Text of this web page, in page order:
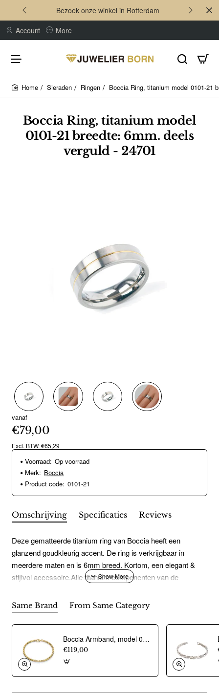
Bezoek onze winkel in Rotterdam
Account More
Boccia Ring, titanium model
0101-21 breedte: 6mm. deels
verguld - 24701
Sieraden Ringen Boccia Ring, titanium model 0101-21
vanaf
€79,00
Excl. BTW: €65,29
Voorraad: Op voorraad
Merk: Boccia
Product code: 0101-21
Omschrijving Specificaties Reviews
Deze gematteerde titanium ring van Boccia heeft een
glanzend goudkleurig accent. De ring is verkrijgbaar in
meerdere maten en is 6mm breed. Kortom, een elegant &
stijlvol accessoire.Alle titanium componenten van de
titanium. Het is licht in gewicht, neemt de temperatuur van de
huid aan en is zeer huidvriendelijk. Bovendien is het corrosie-
en temperatuurbestendig.
Same Brand From Same Category
Boccia Armband, model 0329-04 titanium/bicolour breedte schakel 4 mm.(18cm.) - 24470
€119,00